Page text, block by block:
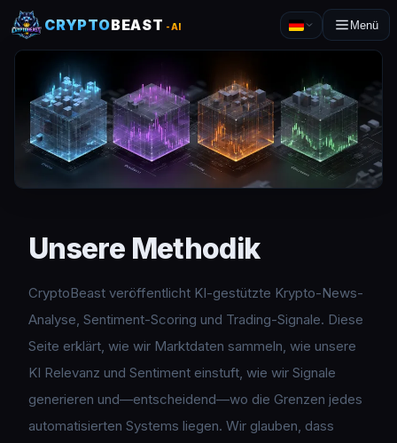
CRYPTOBEAST -AI Menü
Unsere Methodik
CryptoBeast veröffentlicht KI-gestützte Krypto-News-
Analyse, Sentiment-Scoring und Trading-Signale. Diese
Seite erklärt, wie wir Marktdaten sammeln, wie unsere
KI Relevanz und Sentiment einstuft, wie wir Signale
generieren und—entscheidend—wo die Grenzen jedes
automatisierten Systems liegen. Wir glauben, dass